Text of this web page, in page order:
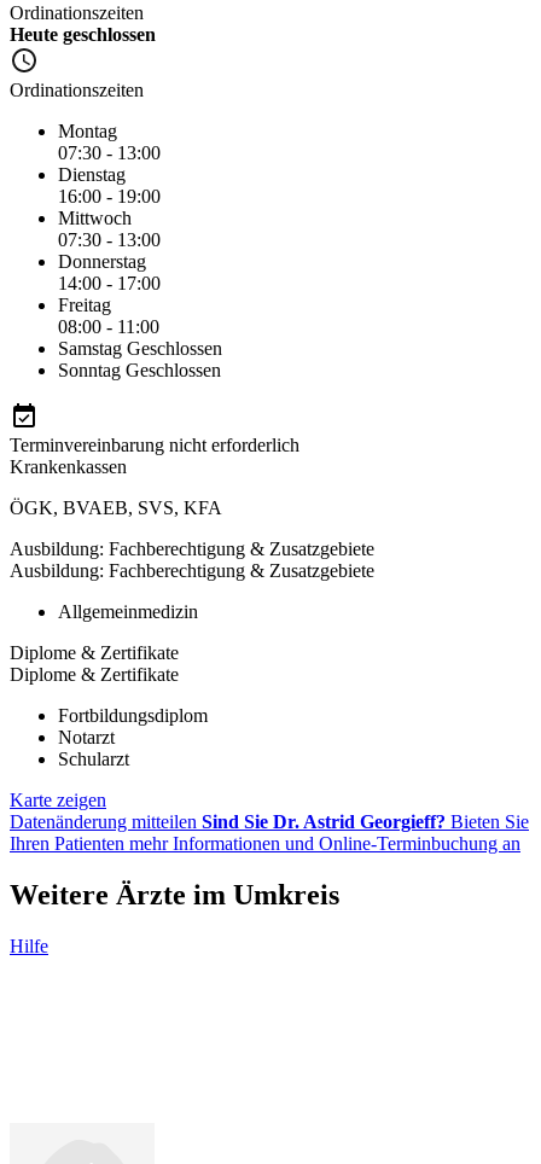
Ordinationszeiten
Heute geschlossen
Ordinationszeiten
Montag
07:30 - 13:00
Dienstag
16:00 - 19:00
Mittwoch
07:30 - 13:00
Donnerstag
14:00 - 17:00
Freitag
08:00 - 11:00
Samstag Geschlossen
Sonntag Geschlossen
Terminvereinbarung nicht erforderlich
Krankenkassen
ÖGK, BVAEB, SVS, KFA
Ausbildung: Fachberechtigung & Zusatzgebiete
Ausbildung: Fachberechtigung & Zusatzgebiete
Allgemeinmedizin
Diplome & Zertifikate
Diplome & Zertifikate
Fortbildungsdiplom
Notarzt
Schularzt
Karte zeigen
Datenänderung mitteilen Sind Sie Dr. Astrid Georgieff? Bieten Sie
Ihren Patienten mehr Informationen und Online-Terminbuchung an
Weitere Ärzte im Umkreis
Hilfe